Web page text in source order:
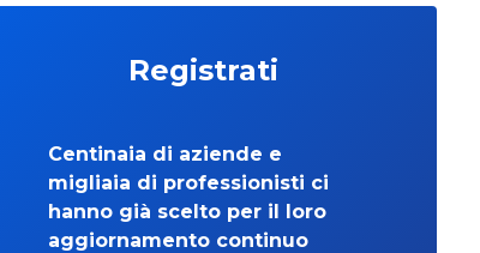
Registrati
Centinaia di aziende e
migliaia di professionisti ci
hanno già scelto per il loro
aggiornamento continuo